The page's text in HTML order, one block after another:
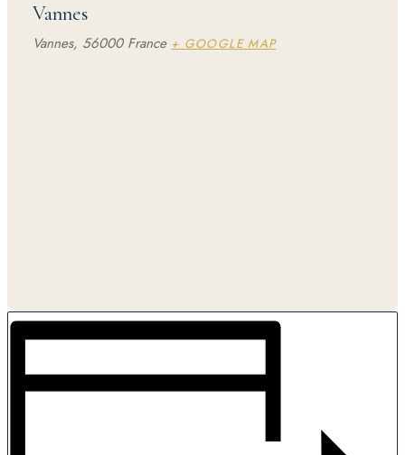
Vannes
Vannes, 56000 France + GOOGLE MAP